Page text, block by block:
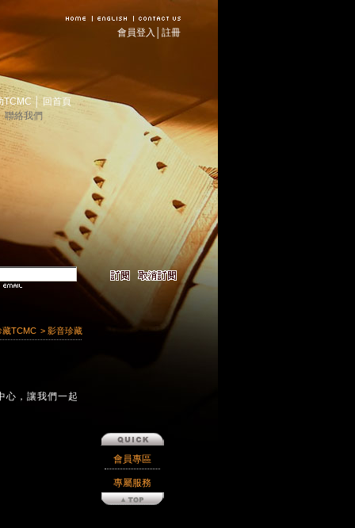
註冊
會員登入
TCMC │ 回首頁
聯絡我們
藏TCMC > 影音珍藏
心，讓我們一起
會員專區
專屬服務